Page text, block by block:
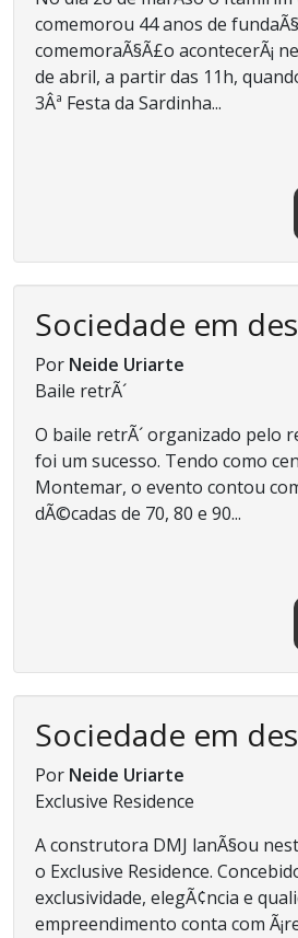
comemorou 44 anos de
comemoraÃ§Ã£o acontecerÃ¡
de abril, a partir das 11h,
3Âª Festa da Sardinha...
Sociedade em
Por Neide Uriarte
Baile retrÃ´
O baile retrÃ´ organizado pelo
foi um sucesso. Tendo como
Montemar, o evento contou
dÃ©cadas de 70, 80 e 90...
Sociedade em
Por Neide Uriarte
Exclusive Residence
A construtora DMJ lanÃ§ou
o Exclusive Residence.
exclusividade, elegÃ¢ncia e
empreendimento conta com